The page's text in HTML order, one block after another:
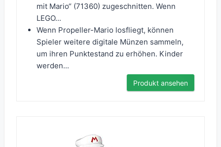
mit Mario“ (71360) zugeschnitten. Wenn
LEGO...
Wenn Propeller-Mario losfliegt, können
Spieler weitere digitale Münzen sammeln,
um ihren Punktestand zu erhöhen. Kinder
werden...
Produkt ansehen